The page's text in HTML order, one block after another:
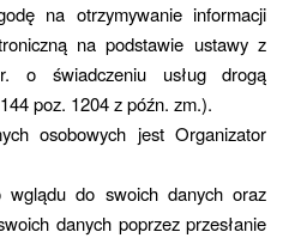
na otrzymywanie informacji
na podstawie ustawy z
świadczeniu usług drogą
poz. 1204 z późn. zm.).
osobowych jest Organizator
do swoich danych oraz
danych poprzez przesłanie